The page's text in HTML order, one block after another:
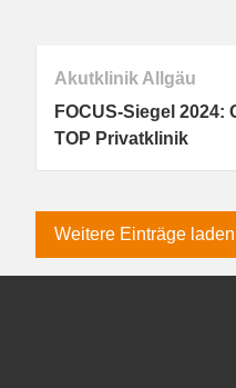
Akutklinik Allgäu
FOCUS-Siegel 2024:
TOP Privatklinik
Weitere Einträge laden